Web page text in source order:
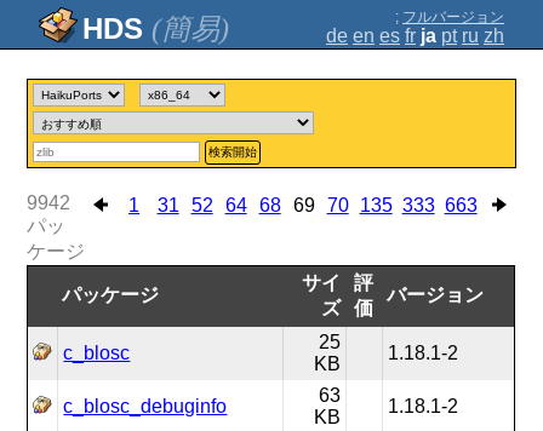
(簡易) ; フルバージョン
de en es fr ja pt ru zh
検索開始
1 31 52 64 68 69 70 135 333 663
9942
パッ
ケージ
パッケージ
サイ
ズ
評
価
バージョン
c_blosc
25
KB
1.18.1-2
c_blosc_debuginfo
63
KB
1.18.1-2